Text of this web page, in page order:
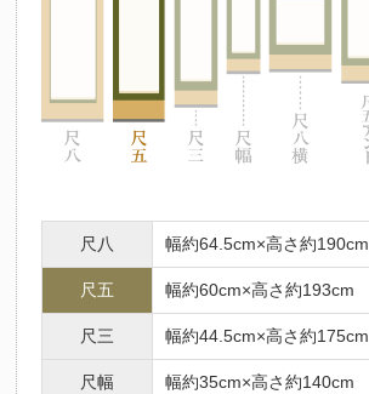
尺八 幅約64.5cm×高さ約190cm
尺五 幅約60cm×高さ約193cm
尺三 幅約44.5cm×高さ約175cm
尺幅 幅約35cm×高さ約140cm